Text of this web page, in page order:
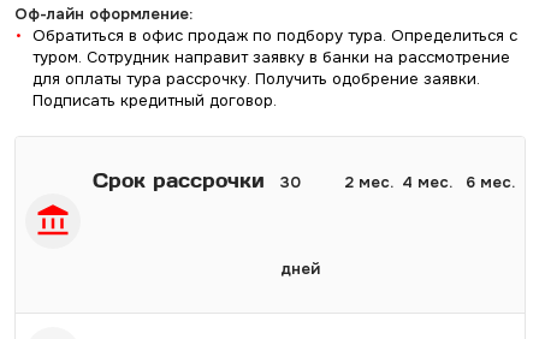
Оф-лайн оформление:
Обратиться в офис продаж по подбору тура. Определиться с
туром. Сотрудник направит заявку в банки на рассмотрение
для оплаты тура рассрочку. Получить одобрение заявки.
Подписать кредитный договор.
Срок рассрочки 30
дней
2 мес. 4 мес. 6 мес.